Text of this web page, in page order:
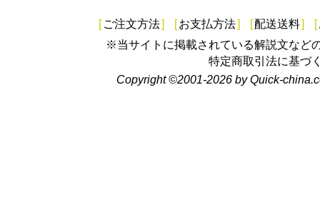
[ ご注文方法] [お支払方法] [配送送料] [
※当サイトに掲載されている解説文など
特定商取引法に基づ
Copyright ©2001-2026 by Quick-